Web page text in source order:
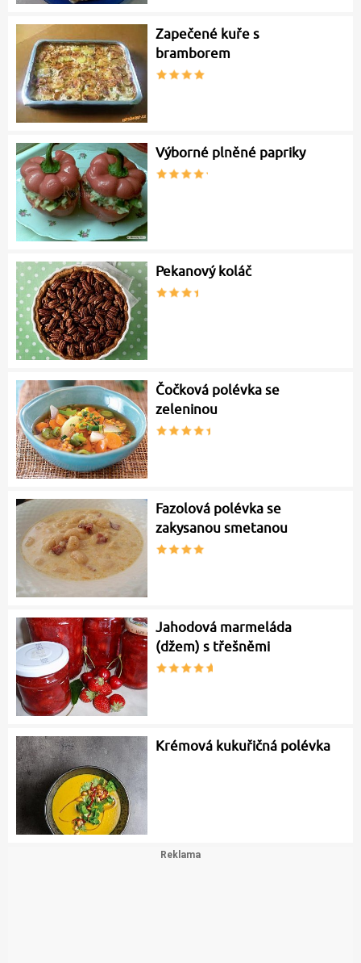
Zapečené kuře s
bramborem
Výborné plněné papriky
Pekanový koláč
Čočková polévka se
zeleninou
Fazolová polévka se
zakysanou smetanou
Jahodová marmeláda
(džem) s třešněmi
Krémová kukuřičná polévka